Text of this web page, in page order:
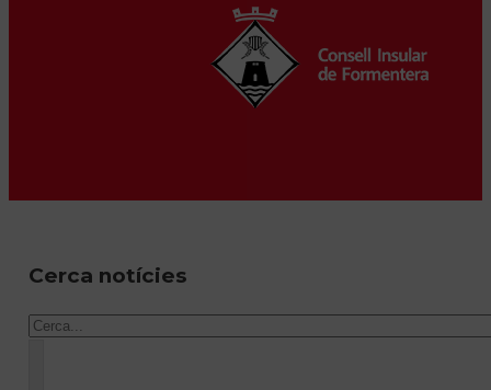
Cerca notícies
Cercar